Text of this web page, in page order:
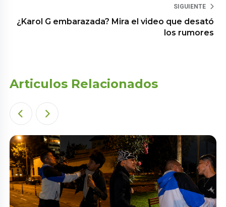
SIGUIENTE
¿Karol G embarazada? Mira el video que desató
los rumores
Articulos Relacionados